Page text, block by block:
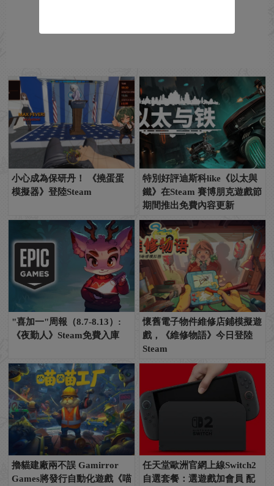
小心成為保研丹！ 《撓蛋蛋
模擬器》登陸Steam
特別好評迪斯科like《以太與
鐵》在Steam 賽博朋克遊戲節
期間推出免費內容更新
"喜加一"周報（8.7-8.13）:
《夜勤人》Steam免費入庫
懷舊電子物件維修店鋪模擬遊
戲，《維修物語》今日登陸
Steam
擼貓建廠兩不誤 Gamirror
Games將發行自動化遊戲《喵
任天堂歐洲官網上線Switch2
自選套餐：選遊戲加會員 配